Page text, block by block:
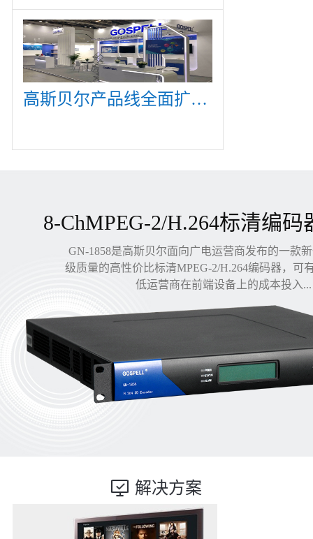
高斯贝尔产品线全面扩展，众多新产品亮相CommunicAsia 2019
8-ChMPEG-2/H.264标清编码
GN-1858是高斯贝尔面向广电运营商发布的一款
级质量的高性价比标清MPEG-2/H.264编码器，可
低运营商在前端设备上的成本投入...
解决方案